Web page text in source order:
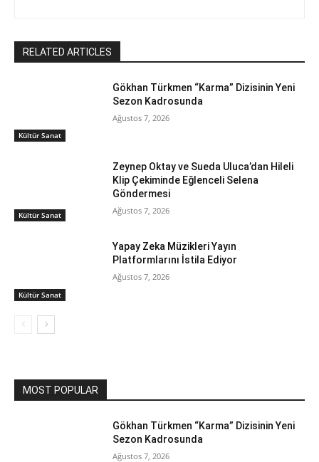
RELATED ARTICLES
Kültür Sanat
Gökhan Türkmen “Karma” Dizisinin Yeni
Sezon Kadrosunda
Ağustos 7, 2026
Kültür Sanat
Zeynep Oktay ve Sueda Uluca’dan Hileli
Klip Çekiminde Eğlenceli Selena
Göndermesi
Ağustos 7, 2026
Kültür Sanat
Yapay Zeka Müzikleri Yayın
Platformlarını İstila Ediyor
Ağustos 7, 2026
MOST POPULAR
Gökhan Türkmen “Karma” Dizisinin Yeni
Sezon Kadrosunda
Ağustos 7, 2026